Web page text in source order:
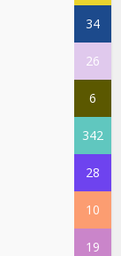
34
26
6
342
28
10
19